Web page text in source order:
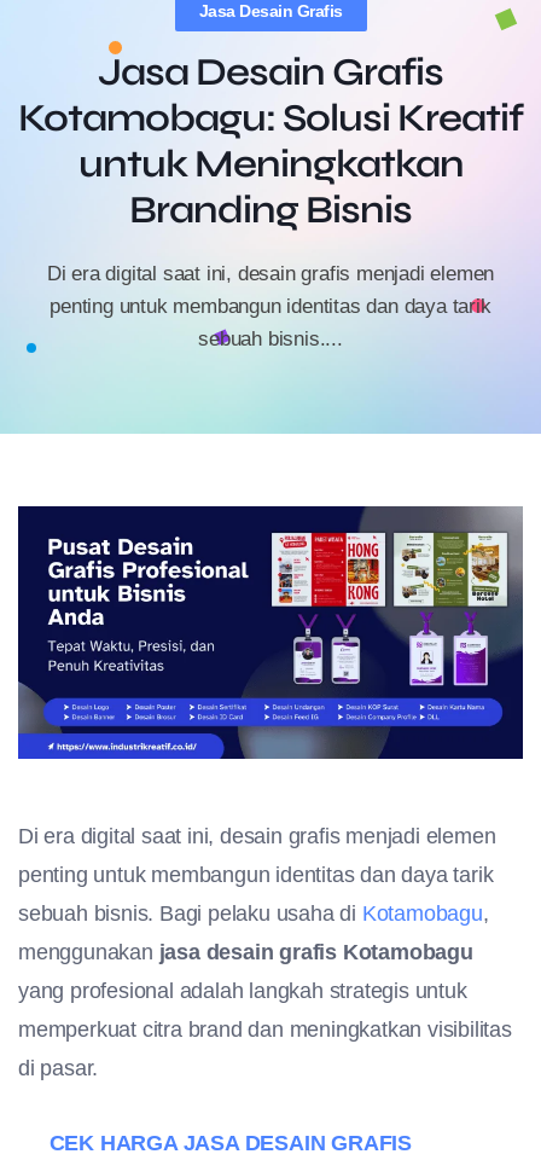
Jasa Desain Grafis
Jasa Desain Grafis
Kotamobagu: Solusi Kreatif
untuk Meningkatkan
Branding Bisnis
Di era digital saat ini, desain grafis menjadi elemen
penting untuk membangun identitas dan daya tarik
sebuah bisnis....
Di era digital saat ini, desain grafis menjadi elemen
penting untuk membangun identitas dan daya tarik
sebuah bisnis. Bagi pelaku usaha di Kotamobagu,
menggunakan jasa desain grafis Kotamobagu
yang profesional adalah langkah strategis untuk
memperkuat citra brand dan meningkatkan visibilitas
di pasar.
CEK HARGA JASA DESAIN GRAFIS